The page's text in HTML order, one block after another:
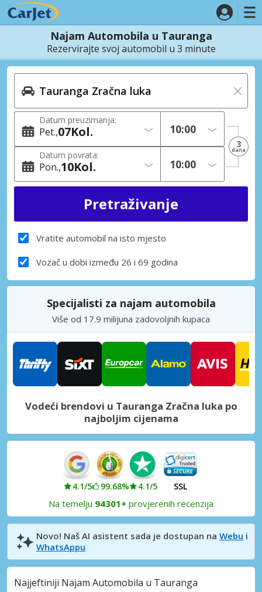
Najam Automobila u Tauranga
Rezervirajte svoj automobil u 3 minute
Datum preuzimanja:
Pet. 07Kol.
Datum povrata:
Pon. 10Kol.
3
dana
Vratite automobil na isto mjesto
Vozač u dobi između 26 i 69 godina
Specijalisti za najam automobila
Više od 17.9 milijuna zadovoljnih kupaca
Vodeći brendovi u Tauranga Zračna luka po
najboljim cijenama
4.1/5 99.68% 4.1/5 SSL
Na temelju 94301+ provjerenih recenzija
Novo! Naš AI asistent sada je dostupan na Webu i
WhatsAppu
Najjeftiniji Najam Automobila u Tauranga